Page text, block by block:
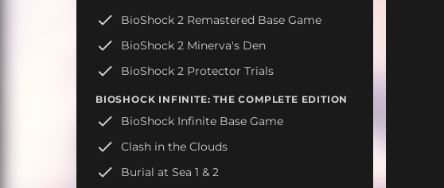
BioShock 2 Remastered Base Game
BioShock 2 Minerva's Den
BioShock 2 Protector Trials
BIOSHOCK INFINITE: THE COMPLETE EDITION
BioShock Infinite Base Game
Clash in the Clouds
Burial at Sea 1 & 2